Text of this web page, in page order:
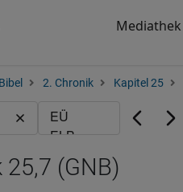
Mediathek
2. Chronik Kapitel 25
(GNB)